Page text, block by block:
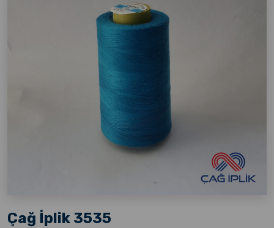
Çağ İplik 3535